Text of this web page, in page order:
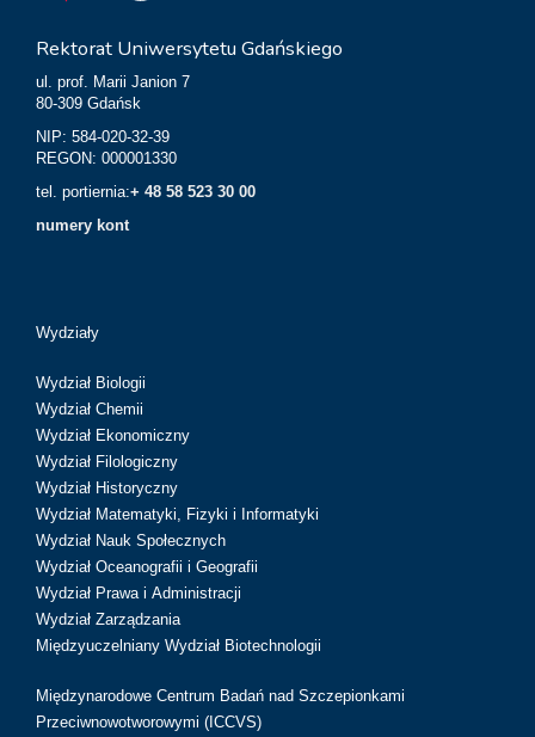
Rektorat Uniwersytetu Gdańskiego
ul. prof. Marii Janion 7
80-309 Gdańsk
NIP: 584-020-32-39
REGON: 000001330
tel. portiernia:+ 48 58 523 30 00
numery kont
Wydziały
Wydział Biologii
Wydział Chemii
Wydział Ekonomiczny
Wydział Filologiczny
Wydział Historyczny
Wydział Matematyki, Fizyki i Informatyki
Wydział Nauk Społecznych
Wydział Oceanografii i Geografii
Wydział Prawa i Administracji
Wydział Zarządzania
Międzyuczelniany Wydział Biotechnologii
Międzynarodowe Centrum Badań nad Szczepionkami
Przeciwnowotworowymi (ICCVS)